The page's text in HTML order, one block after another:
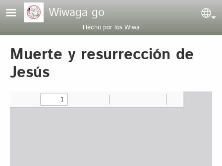
Pasar al contenido principal
Wiwaga go
Hecho por los Wiwa
Muerte y resurrección de
Jesús